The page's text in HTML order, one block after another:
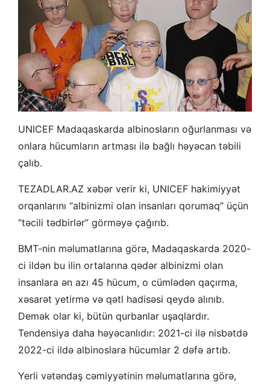
UNICEF Madaqaskarda albinosların oğurlanması və
onlara hücumların artması ilə bağlı həyəcan təbili
çalıb.
TEZADLAR.AZ xəbər verir ki, UNICEF hakimiyyət
orqanlarını “albinizmi olan insanları qorumaq” üçün
“təcili tədbirlər” görməyə çağırıb.
BMT-nin məlumatlarına görə, Madaqaskarda 2020-
ci ildən bu ilin ortalarına qədər albinizmi olan
insanlara ən azı 45 hücum, o cümlədən qaçırma,
xəsarət yetirmə və qətl hadisəsi qeydə alınıb.
Demək olar ki, bütün qurbanlar uşaqlardır.
Tendensiya daha həyəcanlıdır: 2021-ci ilə nisbətdə
2022-ci ildə albinoslara hücumlar 2 dəfə artıb.
Yerli vətəndaş cəmiyyətinin məlumatlarına görə,